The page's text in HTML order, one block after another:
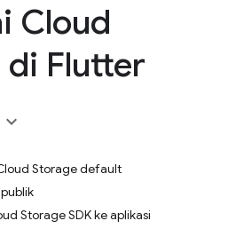
Cloud
di Flutter
Storage default
Storage SDK ke aplikasi